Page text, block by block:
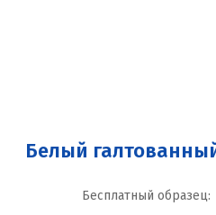
Белый
Бесплатный образец: